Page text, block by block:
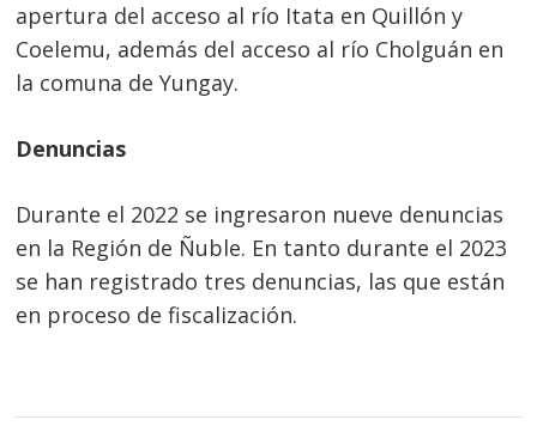
apertura del acceso al río Itata en Quillón y
Coelemu, además del acceso al río Cholguán en
la comuna de Yungay.
Denuncias
Durante el 2022 se ingresaron nueve denuncias
en la Región de Ñuble. En tanto durante el 2023
se han registrado tres denuncias, las que están
en proceso de fiscalización.